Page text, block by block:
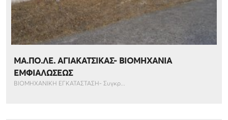
ΜΑ.ΠΟ.ΛΕ. ΑΓΙΑΚΑΤΣΙΚΑΣ- ΒΙΟΜΗΧΑΝΙΑ
ΕΜΦΙΑΛΩΣΕΩΣ
ΒΙΟΜΗΧΑΝΙΚΗ ΕΓΚΑΤΑΣΤΑΣΗ- Συγκρ...